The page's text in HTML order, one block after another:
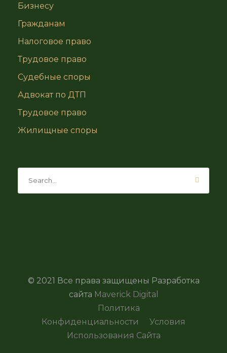
Бизнесу
Гражданам
Налоговое право
Трудовое право
Судебные споры
Адвокат по ДТП
Трудовое право
Жилищные споры
© 2021 Все права защищены Разработка
сайта Maverick Digital
Политика
Конфиденциальности
Условия
Использования Сайта